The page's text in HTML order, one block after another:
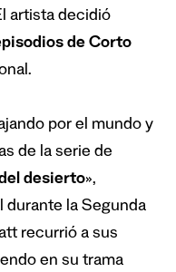
artista decidió
de Corto
por el mundo y
de la serie de
desierto»,
durante la Segunda
recurrió a sus
en su trama